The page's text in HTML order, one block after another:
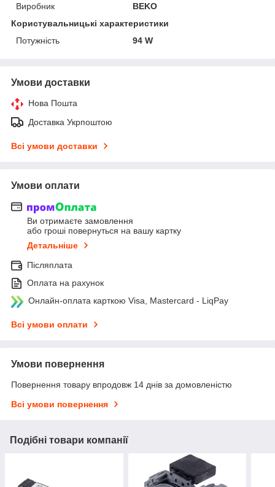
Виробник
BEKO
Користувальницькі характеристики
Потужність
94 W
Умови доставки
Нова Пошта
Доставка Укрпоштою
Всі умови доставки
Умови оплати
Ви отримаєте замовлення
або гроші повернуться на вашу картку
Детальніше
Післяплата
Оплата на рахунок
Онлайн-оплата карткою Visa, Mastercard - LiqPay
Всі умови оплати
Умови повернення
Повернення товару впродовж 14 днів за домовленістю
Всі умови повернення
Подібні товари компанії